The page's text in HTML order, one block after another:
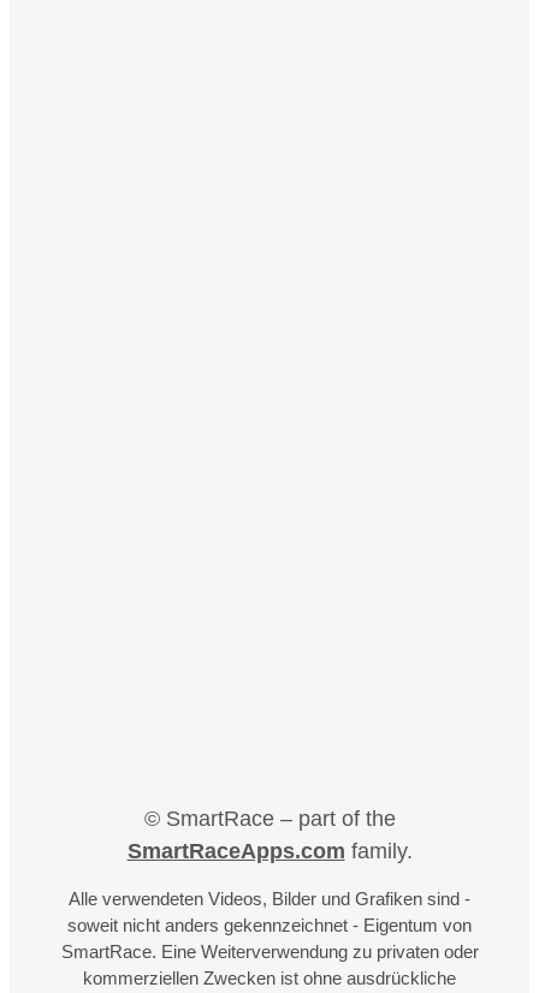
© SmartRace – part of the
SmartRaceApps.com family.
Alle verwendeten Videos, Bilder und Grafiken sind -
soweit nicht anders gekennzeichnet - Eigentum von
SmartRace. Eine Weiterverwendung zu privaten oder
kommerziellen Zwecken ist ohne ausdrückliche